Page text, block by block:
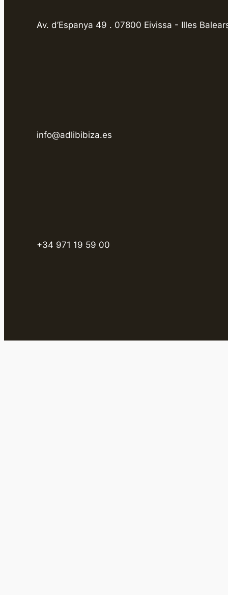
Av. d’Espanya 49 . 07800 Eivissa - Illes
info@adlibibiza.es
+34 971 19 59 00